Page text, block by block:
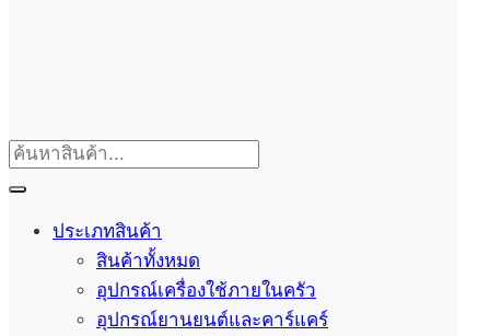
ประเภทสินค้า
สินค้าทั้งหมด
อุปกรณ์เครื่องใช้ภายในครัว
อุปกรณ์ยานยนต์และคาร์แคร์